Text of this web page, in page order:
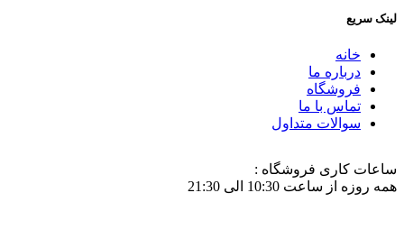
لینک سریع
خانه
درباره ما
فروشگاه
تماس با ما
سوالات متداول
ساعات کاری فروشگاه :
همه روزه از ساعت 10:30 الی 21:30